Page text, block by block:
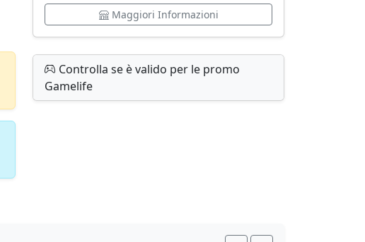
Maggiori Informazioni
Controlla se è valido per le promo
Gamelife